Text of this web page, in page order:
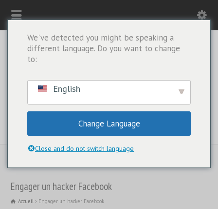
WHATSAPP UNIQUEMENT : +1(443) 212-8730
Engager un hacker Facebook
Accueil Engager un hacker Facebook
We've detected you might be speaking a
different language. Do you want to change
to:
English
Change Language
Close and do not switch language